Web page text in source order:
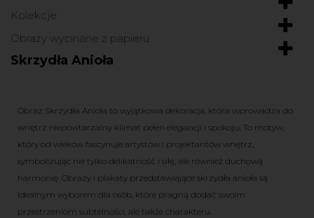
Kolekcje
Obrazy wycinane z papieru
Skrzydła Anioła
Obraz Skrzydła Anioła to wyjątkowa dekoracja, która wprowadza do
wnętrz niepowtarzalny klimat pełen elegancji i spokoju. To motyw,
który od wieków fascynuje artystów i projektantów wnętrz,
symbolizując nie tylko delikatność i siłę, ale również duchową
harmonię. Obrazy i plakaty przedstawiające skrzydła anioła są
idealnym wyborem dla osób, które pragną dodać swoim
przestrzeniom subtelności, ale także charakteru.